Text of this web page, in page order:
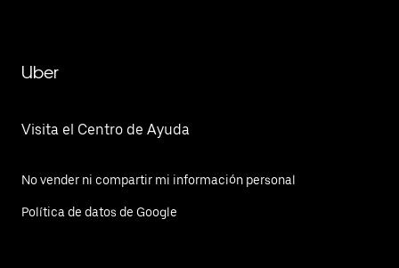
Uber
Visita el Centro de Ayuda
No vender ni compartir mi información personal
Política de datos de Google